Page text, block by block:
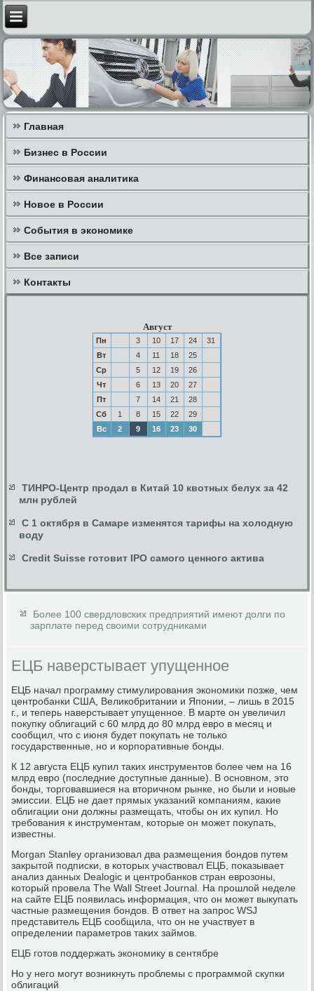
Главная
Бизнес в России
Финансовая аналитика
Новое в России
События в экономике
Все записи
Контакты
Август
Пн 3 10 17 24
31
Вт
4 11 18
25
Ср
5 12 19
26
Чт
6 13 20
27
Пт
7 14 21
28
Сб
1 8 15 22
29
Вс
2 9 16 23 30
ТИНРО-Центр продал в Китай 10 квотных белух за 42
млн рублей
С 1 октября в Самаре изменятся тарифы на холодную
воду
Credit Suisse готовит IPO самого ценного актива
Более 100 свердловских предприятий имеют долги по
зарплате перед своими сотрудниками
ЕЦБ наверстывает упущенное
ЕЦБ начал программу стимулирования экономики позже, чем
центробанки США, Великобритании и Японии, – лишь в 2015
г., и теперь наверстывает упущенное. В марте он увеличил
покупку облигаций с 60 млрд до 80 млрд евро в месяц и
сообщил, что с июня будет покупать не только
государственные, но и корпоративные бонды.
К 12 августа ЕЦБ купил таких инструментов более чем на 16
млрд евро (последние доступные данные). В основном, это
бонды, торговавшиеся на вторичном рынке, но были и новые
эмиссии. ЕЦБ не дает прямых указаний компаниям, какие
облигации они должны размещать, чтобы он их купил. Но
требования к инструментам, которые он может покупать,
известны.
Morgan Stanley организовал два размещения бондов путем
закрытой подписки, в которых участвовал ЕЦБ, показывает
анализ данных Dealogic и центробанков стран еврозоны,
который провела The Wall Street Journal. На прошлой неделе
на сайте ЕЦБ появилась информация, что он может выкупать
частные размещения бондов. В ответ на запрос WSJ
представитель ЕЦБ сообщила, что он не участвует в
определении параметров таких займов.
ЕЦБ готов поддержать экономику в сентябре
Но у него могут возникнуть проблемы с программой скупки
облигаций